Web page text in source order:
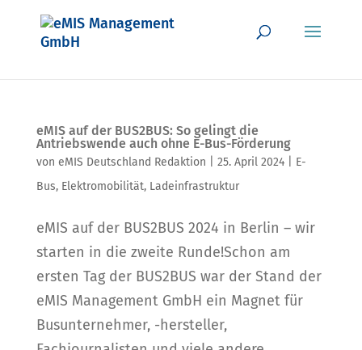
eMIS auf der BUS2BUS: So gelingt die
Antriebswende auch ohne E-Bus-Förderung
von eMIS Deutschland Redaktion 25. April 2024| E-
Bus, Elektromobilität, Ladeinfrastruktur
eMIS auf der BUS2BUS 2024 in Berlin – wir
starten in die zweite Runde!Schon am
ersten Tag der BUS2BUS war der Stand der
eMIS Management GmbH ein Magnet für
Busunternehmer, -hersteller,